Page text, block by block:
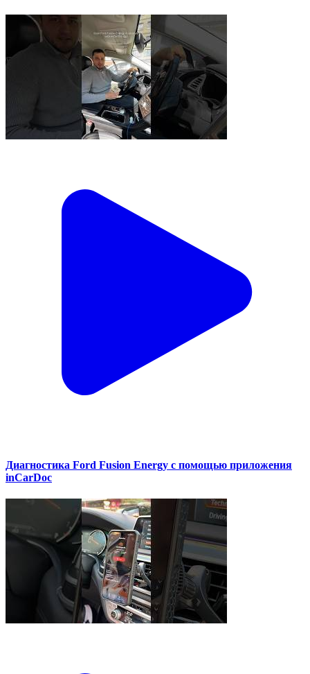
Диагностика Ford Fusion Energy с помощью приложения
inCarDoc